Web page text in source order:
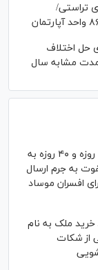
تراستی/
حل اختلاف
مدت مشابه سال
۲ عامل مهم صهیونیست‌ها در جنگ‌های ۱۲ روزه و ۴۰ روزه به
به جرم ارسال
افسران موساد
خرید ملک به نام
از شکات